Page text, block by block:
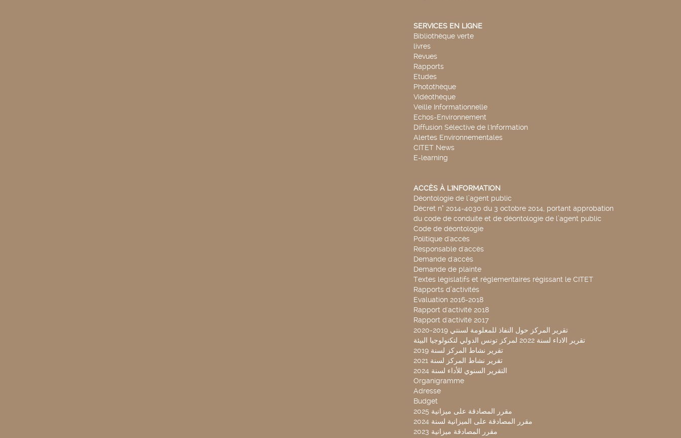
SERVICES EN LIGNE
Bibliothèque verte
livres
Revues
Rapports
Etudes
Photothèque
Vidéothèque
Veille Informationnelle
Echos-Environnement
Diffusion Sélective de l'Information
Alertes Environnementales
CITET News
E-learning
ACCÈS À L'INFORMATION
Déontologie de l’agent public
Décret n° 2014-4030 du 3 octobre 2014, portant approbation
du code de conduite et de déontologie de l’agent public
Code de déontologie
Politique d'accès
Responsable d'accès
Demande d'accès
Demande de plainte
Textes législatifs et réglementaires régissant le CITET
Rapports d’activités
Evaluation 2016-2018
Rapport d'activité 2018
Rapport d'activité 2017
تقرير المركز حول النفاذ للمعلومة لسنتي 2019-2020
تقرير الاداء لسنة 2022 لمركز تونس الدولي لتكنولوجيا البيئة
تقرير نشاط المركز لسنة 2019
تقرير نشاط المركز لسنة 2021
التقرير السنوي للأداء لسنة 2024
Organigramme
Adresse
Budget
2025 مقرر المصادقة على ميزانية
مقرر المصادقة على الميزانية لسنة 2024
مقرر المصادقة ميزانية 2023